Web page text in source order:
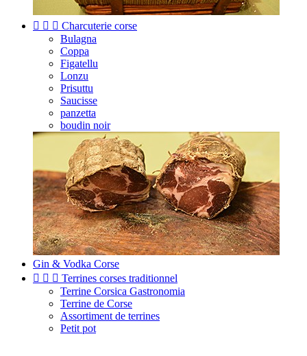
   Charcuterie corse
Bulagna
Coppa
Figatellu
Lonzu
Prisuttu
Saucisse
panzetta
boudin noir
Gin & Vodka Corse
   Terrines corses traditionnel
Terrine Corsica Gastronomia
Terrine de Corse
Assortiment de terrines
Petit pot